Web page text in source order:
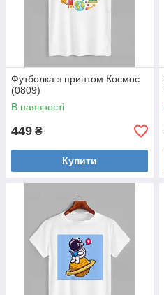
Футболка з принтом Космоc
(0809)
В наявності
449 ₴
Купити